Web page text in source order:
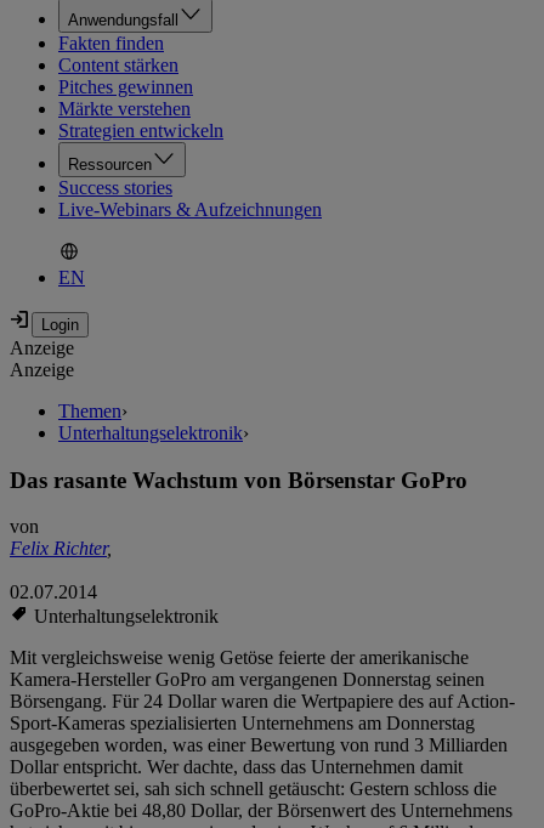
Anwendungsfall
Fakten finden
Content stärken
Pitches gewinnen
Märkte verstehen
Strategien entwickeln
Ressourcen
Success stories
Live-Webinars & Aufzeichnungen
EN
Anzeige
Anzeige
Themen›
Unterhaltungselektronik›
Das rasante Wachstum von Börsenstar GoPro
von
Felix Richter,
02.07.2014
Unterhaltungselektronik
Mit vergleichsweise wenig Getöse feierte der amerikanische
Kamera-Hersteller GoPro am vergangenen Donnerstag seinen
Börsengang. Für 24 Dollar waren die Wertpapiere des auf Action-
Sport-Kameras spezialisierten Unternehmens am Donnerstag
ausgegeben worden, was einer Bewertung von rund 3 Milliarden
Dollar entspricht. Wer dachte, dass das Unternehmen damit
überbewertet sei, sah sich schnell getäuscht: Gestern schloss die
GoPro-Aktie bei 48,80 Dollar, der Börsenwert des Unternehmens